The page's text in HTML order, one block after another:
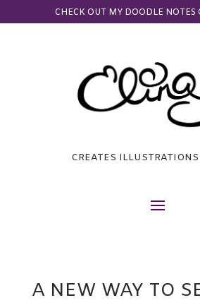
CHECK OUT MY DOODLE NOTES
CREATES
A NEW WAY TO